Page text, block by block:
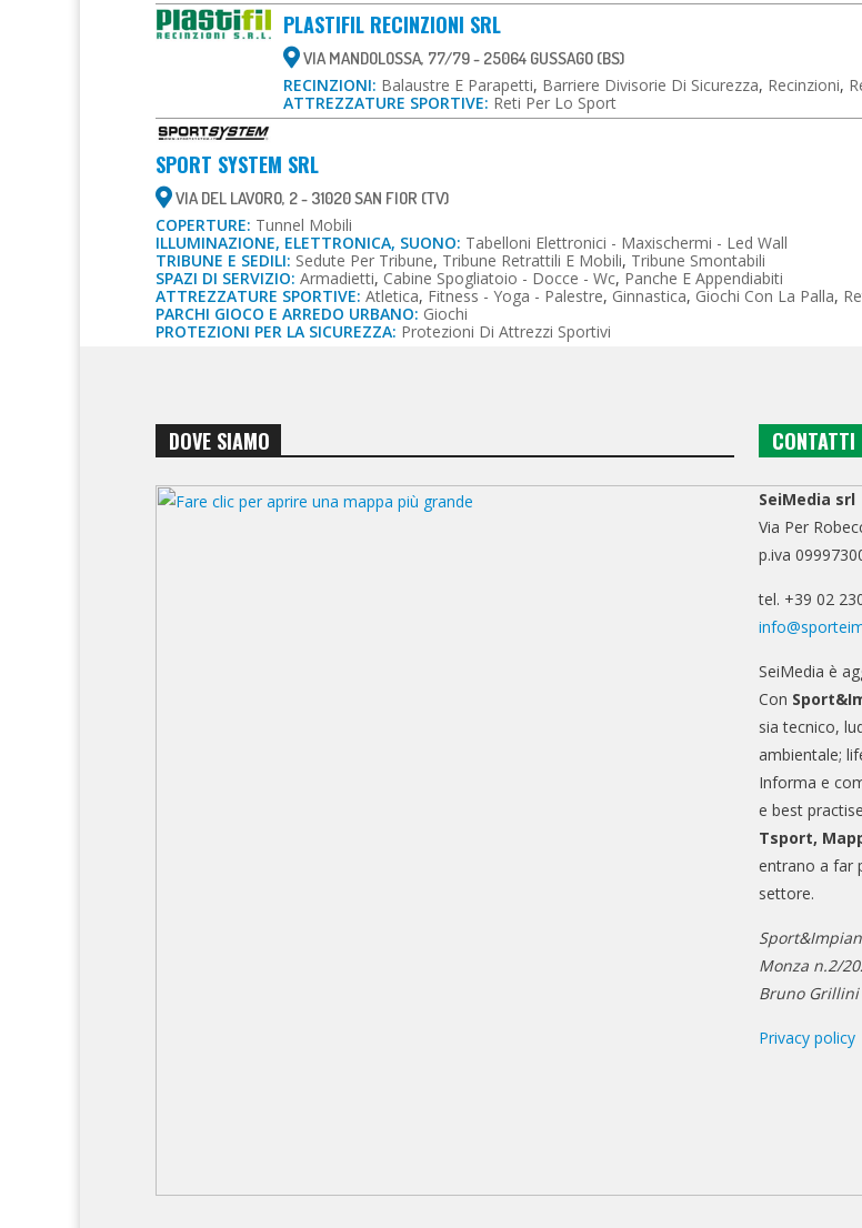
PLASTIFIL RECINZIONI SRL
VIA MANDOLOSSA, 77/79 - 25064 GUSSAGO (BS)
RECINZIONI: Balaustre E Parapetti, Barriere Divisorie Di Sicurezza, Recinzioni,
ATTREZZATURE SPORTIVE: Reti Per Lo Sport
SPORT SYSTEM SRL
VIA DEL LAVORO, 2 - 31020 SAN FIOR (TV)
COPERTURE: Tunnel Mobili
ILLUMINAZIONE, ELETTRONICA, SUONO: Tabelloni Elettronici - Maxischermi - Led Wall
TRIBUNE E SEDILI: Sedute Per Tribune, Tribune Retrattili E Mobili, Tribune Smontabili
SPAZI DI SERVIZIO: Armadietti, Cabine Spogliatoio - Docce - Wc, Panche E Appendiabiti
ATTREZZATURE SPORTIVE: Atletica, Fitness - Yoga - Palestre, Ginnastica, Giochi Con La Palla,
PARCHI GIOCO E ARREDO URBANO: Giochi
PROTEZIONI PER LA SICUREZZA: Protezioni Di Attrezzi Sportivi
DOVE SIAMO CONTATTI
SeiMedia srl
Via Per
p.iva
tel. +39 02
SeiMedia è
Con
sia tecnico,
ambientale;
Informa e
e best
Tsport,
entrano a far
settore.
Monza n.2/
Bruno Grillini
Privacy policy